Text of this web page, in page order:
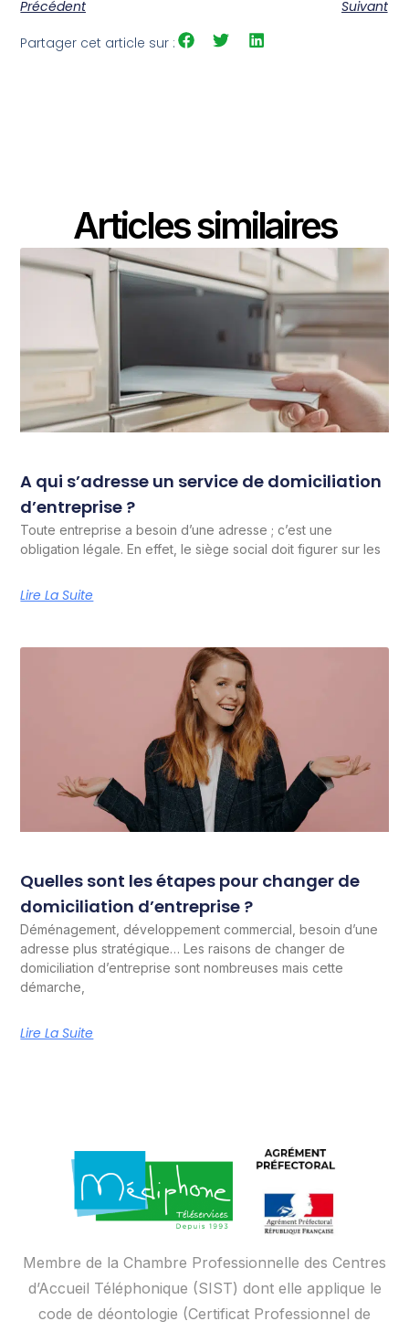
Précédent Suivant
Partager cet article sur :
Articles similaires
A qui s’adresse un service de domiciliation
d’entreprise ?
Toute entreprise a besoin d’une adresse ; c’est une
obligation légale. En effet, le siège social doit figurer sur les
Lire La Suite
Quelles sont les étapes pour changer de
domiciliation d’entreprise ?
Déménagement, développement commercial, besoin d’une
adresse plus stratégique… Les raisons de changer de
domiciliation d’entreprise sont nombreuses mais cette
démarche,
Lire La Suite
Membre de la Chambre Professionnelle des Centres
d’Accueil Téléphonique (SIST) dont elle applique le
code de déontologie (Certificat Professionnel de